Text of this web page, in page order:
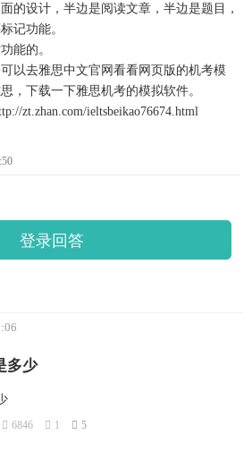
的设计，半边是阅读文章，半边是题目，
记功能。
能的。
以去雅思中文官网看看网页版的机考模
，下载一下雅思机考的模拟软件。
zt.zhan.com/ieltsbeikao76674.html
登录回答
多少
6846 1 5